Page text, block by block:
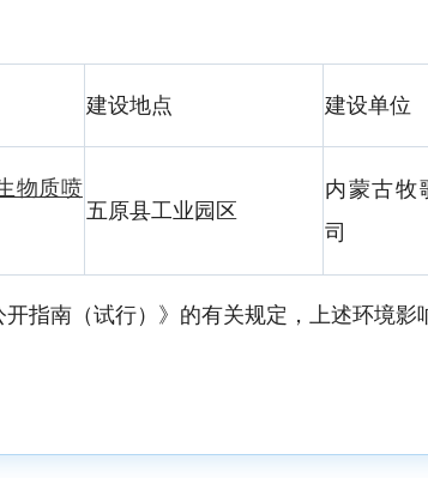
建设地点 建设单位
物质喷
五原县工业园区
内蒙古牧
司
指南（试行）》的有关规定，上述环境